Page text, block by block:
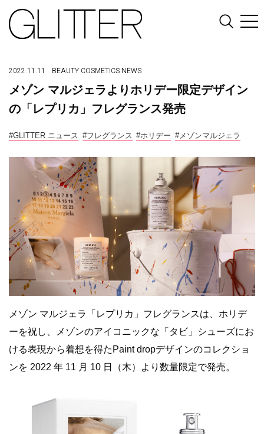
2022.11.11 BEAUTY COSMETICS NEWS
メゾン マルジェラよりホリデー限定デザイン
の「レプリカ」フレグランス発売
#GLITTER ニュース #フレグランス #ホリデー #メゾンマルジェラ
メゾン マルジェラ「レプリカ」フレグランスは、ホリデ
ーを祝し、メゾンのアイコニックな「タビ」シューズにお
ける表現から着想を得たPaint dropデザインのコレクショ
ンを 2022 年 11 月 10 日（木）より数量限定で発売。